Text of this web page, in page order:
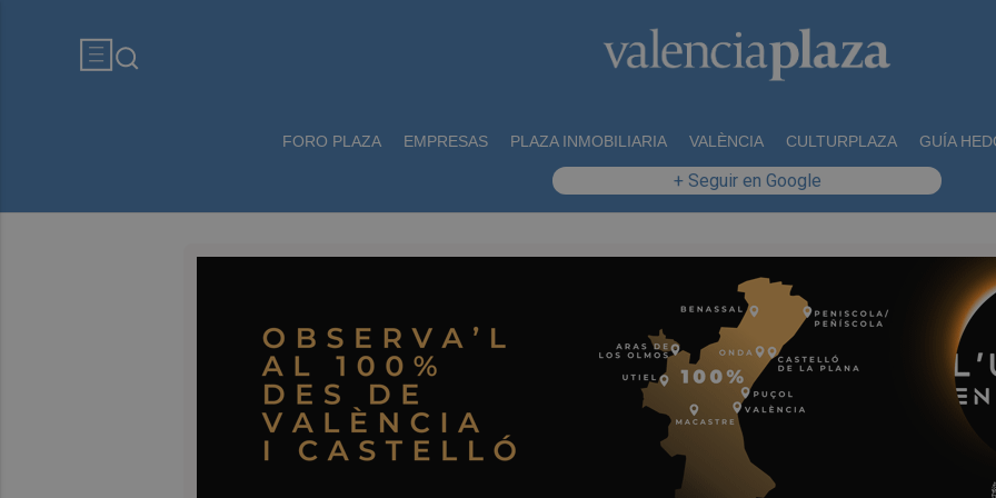
FORO PLAZA EMPRESAS PLAZA INMOBILIARIA VALÈNCIA CULTURPLAZA GUÍA
+ Seguir en Google